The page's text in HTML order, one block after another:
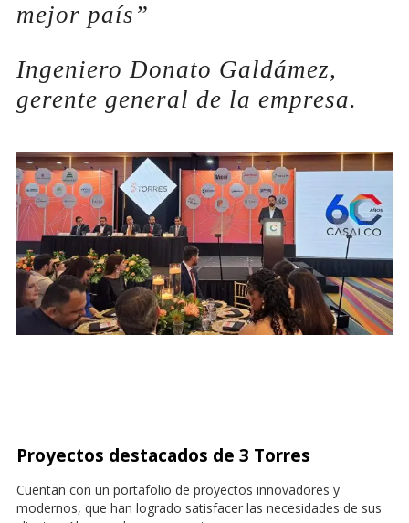
mejor país ”
Ingeniero Donato Galdámez,
gerente general de la empresa.
Proyectos destacados de 3 Torres
Cuentan con un portafolio de proyectos innovadores y
modernos, que han logrado satisfacer las necesidades de sus